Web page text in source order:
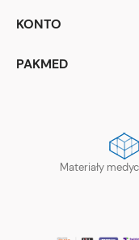
KONTO
PAKMED
Materiały